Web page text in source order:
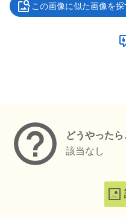
この画像に似た画像を探
どうやった
該当なし